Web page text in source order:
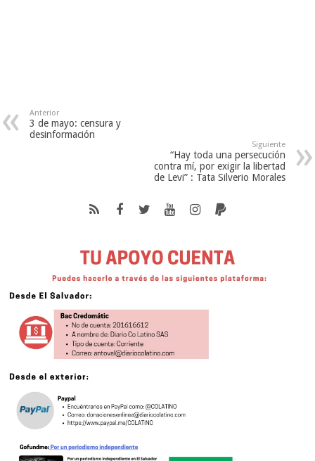
Anterior
3 de mayo: censura y
desinformación
Siguiente
“Hay toda una persecución
contra mí, por exigir la libertad
de Levi” : Tata Silverio Morales